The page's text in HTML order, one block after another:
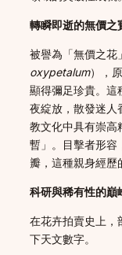
轉瞬即逝的無價之
被譽為「無價之花
oxypetalum），
顯得彌足珍貴。這
夜綻放，散發迷人
教文化中具有崇高
暫」。目擊者形容
瓣，這種親身經歷
科研與稀有性的巔
在花卉拍賣史上，
下天文數字。